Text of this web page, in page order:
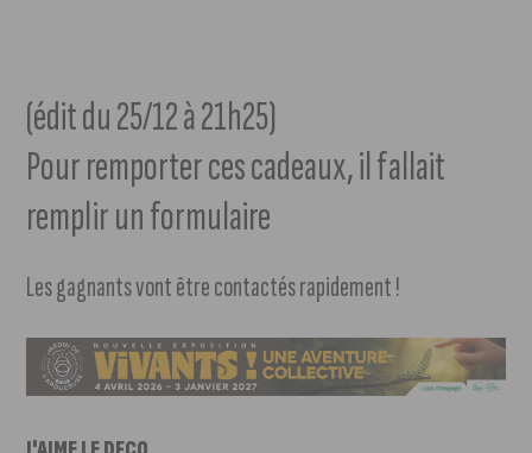
(édit du 25/12 à 21h25)
Pour remporter ces cadeaux, il fallait
remplir un formulaire
Les gagnants vont être contactés rapidement !